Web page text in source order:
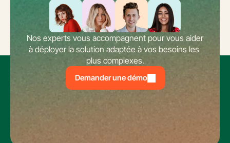
Nos experts vous accompagnent pour vous aider
à déployer la solution adaptée à vos besoins les
plus complexes.
Demander une démo